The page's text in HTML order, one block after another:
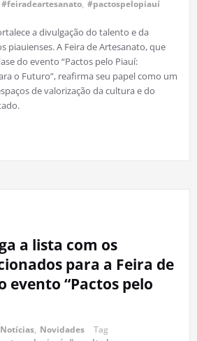
#feiradeartesanato, #pactospelopiauí
a divulgação do talento e da
piauienses. A Feira de Artesanato, que
do evento “Pactos pelo Piauí:
o Futuro”, reafirma seu papel como um
de valorização da cultura e do
a lista com os
para a Feira de
evento “Pactos pelo
Notícias, Novidades
Tag